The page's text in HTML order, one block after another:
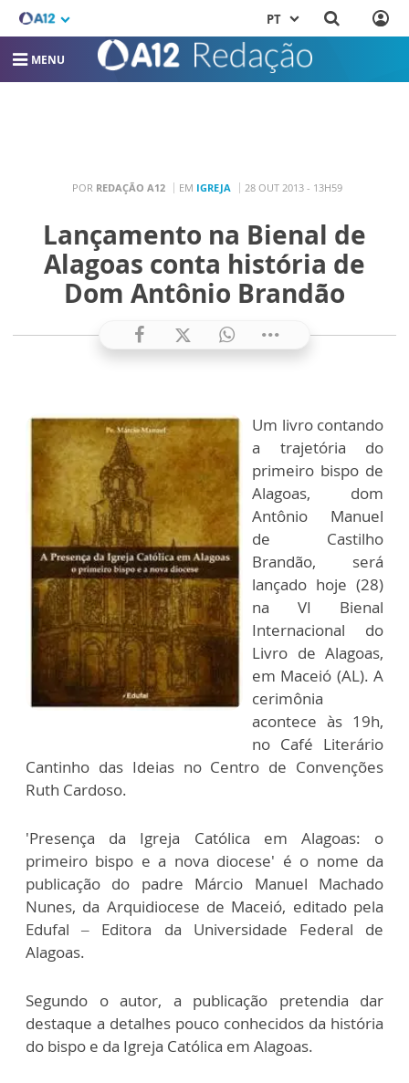
PT
MENU
POR REDAÇÃO A12 EM IGREJA 28 OUT 2013 - 13H59
Lançamento na Bienal de
Alagoas conta história de
Dom Antônio Brandão
Um livro contando
a trajetória do
primeiro bispo de
Alagoas, dom
Antônio Manuel
de Castilho
Brandão, será
lançado hoje (28)
na VI Bienal
Internacional do
Livro de Alagoas,
em Maceió (AL). A
cerimônia
acontece às 19h,
no Café Literário
Cantinho das Ideias no Centro de Convenções
Ruth Cardoso.
'Presença da Igreja Católica em Alagoas: o
primeiro bispo e a nova diocese' é o nome da
publicação do padre Márcio Manuel Machado
Nunes, da Arquidiocese de Maceió, editado pela
Edufal – Editora da Universidade Federal de
Alagoas.
Segundo o autor, a publicação pretendia dar
destaque a detalhes pouco conhecidos da história
do bispo e da Igreja Católica em Alagoas.